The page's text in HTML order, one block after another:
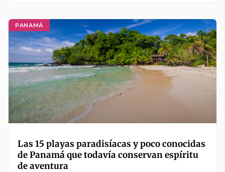
PANAMÁ
Las 15 playas paradisíacas y poco conocidas
de Panamá que todavía conservan espíritu
de aventura